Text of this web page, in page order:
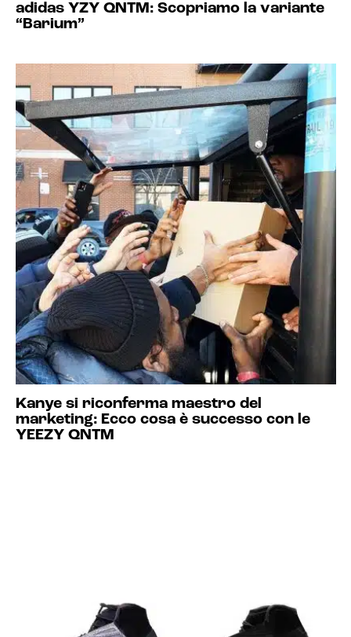
adidas YZY QNTM: Scopriamo la variante
“Barium”
Kanye si riconferma maestro del
marketing: Ecco cosa è successo con le
YEEZY QNTM